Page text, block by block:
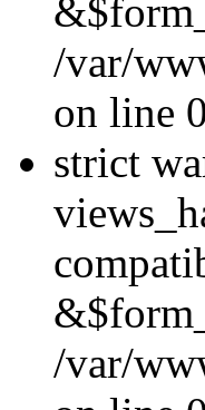
/var/
on line
strict
/var/